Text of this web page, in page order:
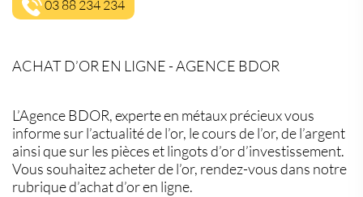
03 88 234 234
ACHAT D’OR EN LIGNE - AGENCE BDOR
L’Agence BDOR, experte en métaux précieux vous
informe sur l’actualité de l’or, le cours de l’or, de l’argent
ainsi que sur les pièces et lingots d’or d’investissement.
Vous souhaitez acheter de l’or, rendez-vous dans notre
rubrique d’achat d’or en ligne.